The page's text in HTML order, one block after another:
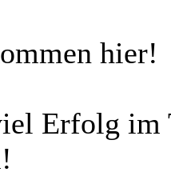
hier!
Erfolg im